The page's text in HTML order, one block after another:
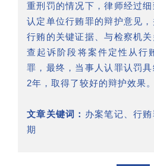
重刑罚的情况下，律师经过
认定单位行贿罪的辩护意见
行贿的关键证据、与检察机
查起诉阶段将案件定性从行
罪，最终，当事人认罪认罚
2年，取得了较好的辩护效果。
文章关键词： 办案笔记、行
期